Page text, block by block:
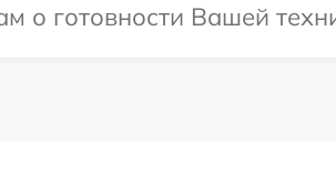
готовности Вашей